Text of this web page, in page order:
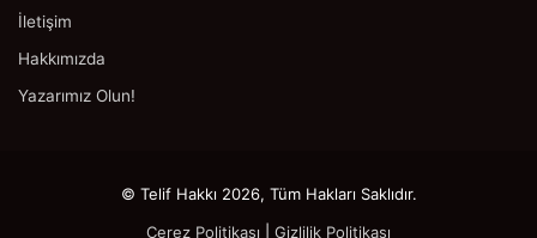
İletişim
Hakkımızda
Yazarımız Olun!
© Telif Hakkı 2026, Tüm Hakları Saklıdır.
Çerez Politikası
Gizlilik Politikası